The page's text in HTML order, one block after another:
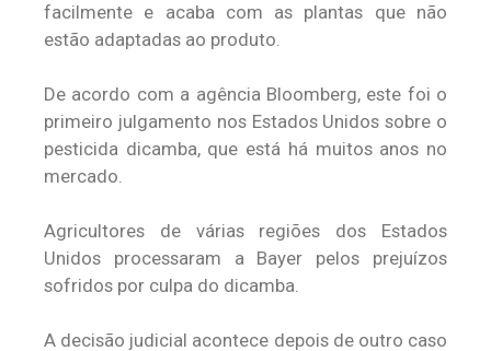
facilmente e acaba com as plantas que não
estão adaptadas ao produto.
De acordo com a agência Bloomberg, este foi o
primeiro julgamento nos Estados Unidos sobre o
pesticida dicamba, que está há muitos anos no
mercado.
Agricultores de várias regiões dos Estados
Unidos processaram a Bayer pelos prejuízos
sofridos por culpa do dicamba.
A decisão judicial acontece depois de outro caso